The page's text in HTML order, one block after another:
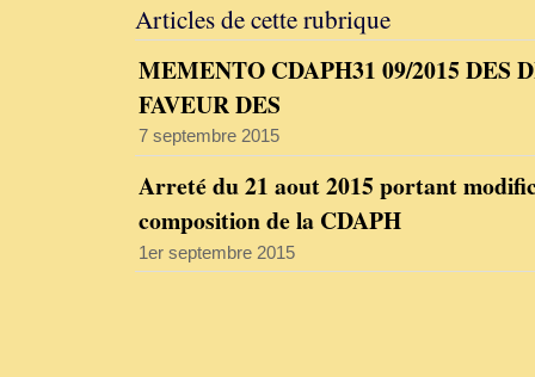
Articles de cette rubrique
MEMENTO CDAPH31 09/2015 DES
FAVEUR DES
7 septembre 2015
Arreté du 21 aout 2015 portant
composition de la CDAPH
1er septembre 2015